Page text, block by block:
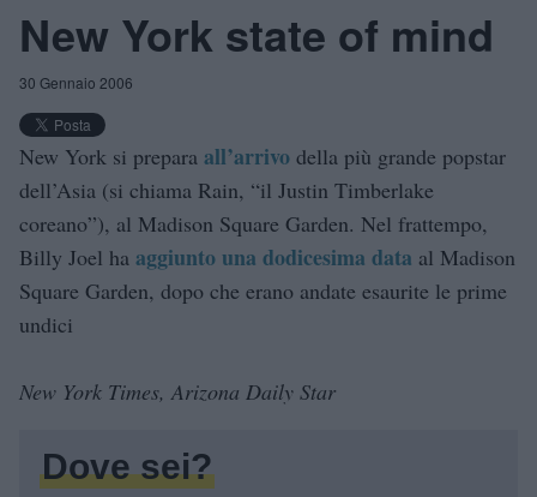
New York state of mind
30 Gennaio 2006
New York si prepara all’arrivo della più grande popstar
dell’Asia (si chiama Rain, “il Justin Timberlake
coreano”), al Madison Square Garden. Nel frattempo,
Billy Joel ha aggiunto una dodicesima data al Madison
Square Garden, dopo che erano andate esaurite le prime
undici
New York Times, Arizona Daily Star
Dove sei?